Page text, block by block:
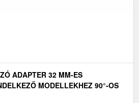
ADAPTER 32 MM-ES
MODELLEKHEZ 90°-OS